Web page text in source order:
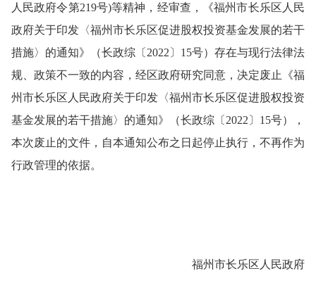
人民政府令第219号)等精神，经审查，《福州市长乐区人民
政府关于印发〈福州市长乐区促进股权投资基金发展的若干
措施〉的通知》（长政综〔2022〕15号）存在与现行法律法
规、政策不一致的内容，经区政府研究同意，决定废止《福
州市长乐区人民政府关于印发〈福州市长乐区促进股权投资
基金发展的若干措施〉的通知》（长政综〔2022〕15号），
本次废止的文件，自本通知公布之日起停止执行，不再作为
行政管理的依据。
福州市长乐区人民政府